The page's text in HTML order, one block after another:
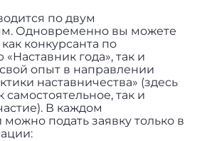
по двум
Одновременно вы можете
конкурсанта по
года», так и
опыт в направлении
наставничества» (здесь
так и
В каждом
подать заявку только в